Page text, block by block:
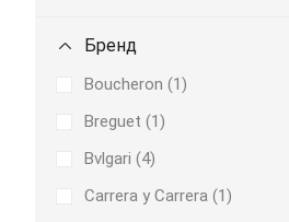
Бренд
Boucheron (1)
Breguet (1)
Bvlgari (4)
Carrera y Carrera (1)